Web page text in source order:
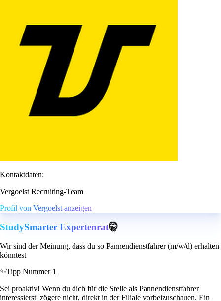
Kontaktdaten:
Vergoelst Recruiting-Team
Profil von Vergoelst anzeigen
StudySmarter Expertenrat🤫
Wir sind der Meinung, dass du so Pannendienstfahrer (m/w/d) erhalten
könntest
✨Tipp Nummer 1
Sei proaktiv! Wenn du dich für die Stelle als Pannendienstfahrer
interessierst, zögere nicht, direkt in der Filiale vorbeizuschauen. Ein